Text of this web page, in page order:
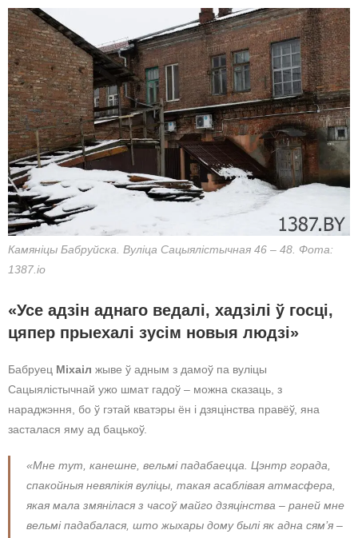
Камяніцы Бабруйска. Вуліца Сацыялістычная 46 – 48. Фота:
1387.io
«Усе адзін аднаго ведалі, хадзілі ў госці,
цяпер прыехалі зусім новыя людзі»
Бабруец Міхаіл жыве ў адным з дамоў па вуліцы
Сацыялістычнай ужо шмат гадоў – можна сказаць, з
нараджэння, бо ў гэтай кватэры ён і дзяцінства правёў, яна
засталася яму ад бацькоў.
«Мне тут, канешне, вельмі падабаецца. Цэнтр горада,
спакойныя невялікія вуліцы, такая асаблівая атмасфера,
якая мала змянілася з часоў майго дзяцінства – раней мне
вельмі падабалася, што жыхары дому былі як адна сям’я –